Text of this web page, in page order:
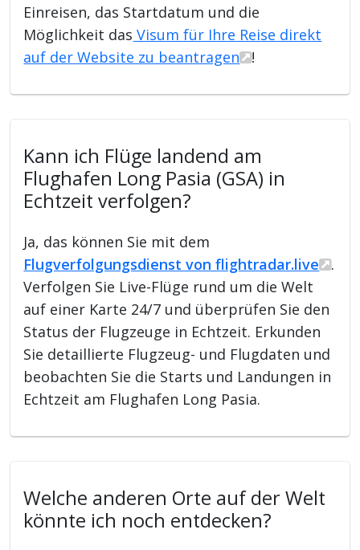
Einreisen, das Startdatum und die
Möglichkeit das Visum für Ihre Reise direkt
auf der Website zu beantragen
!
Kann ich Flüge landend am
Flughafen Long Pasia (GSA) in
Echtzeit verfolgen?
Ja, das können Sie mit dem
Flugverfolgungsdienst von flightradar.live
.
Verfolgen Sie Live-Flüge rund um die Welt
auf einer Karte 24/7 und überprüfen Sie den
Status der Flugzeuge in Echtzeit. Erkunden
Sie detaillierte Flugzeug- und Flugdaten und
beobachten Sie die Starts und Landungen in
Echtzeit am Flughafen Long Pasia.
Welche anderen Orte auf der Welt
könnte ich noch entdecken?